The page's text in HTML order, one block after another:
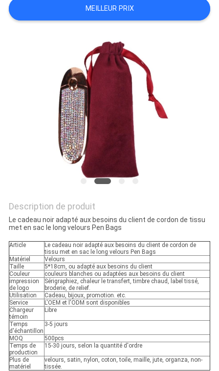
DEVIS
MEILLEUR PRIX
Description de produit
Le cadeau noir adapté aux besoins du client de cordon de tissu
met en sac le long velours Pen Bags
Article
Le cadeau noir adapté aux besoins du client de cordon de
tissu met en sac le long velours Pen Bags
Matériel
Velours
Taille
5*18cm, ou adapté aux besoins du client
Couleur
couleurs blanches ou adaptées aux besoins du client
impression
de logo
Sérigraphiez, chaleur le transfert, timbre chaud, label tissé,
broderie, de relief.
Utilisation
Cadeau, bijoux, promotion. etc.
Service
L'OEM et l'ODM sont disponibles
Chargeur
témoin
Libre
Temps
d'échantillon
3-5 jours
MOQ
500pcs
Temps de
production
15-30 jours, selon la quantité d'ordre
Plus de
matériel
velours, satin, nylon, coton, toile, maille, jute, organza, non-
tissée.